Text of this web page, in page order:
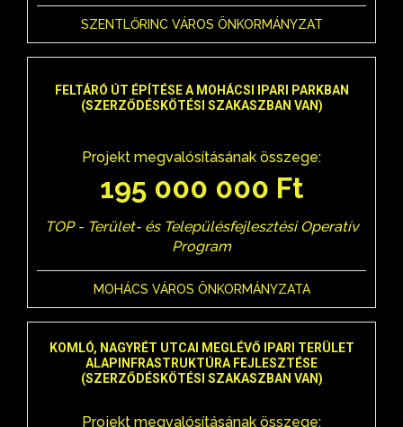
SZENTLŐRINC VÁROS ÖNKORMÁNYZAT
FELTÁRÓ ÚT ÉPÍTÉSE A MOHÁCSI IPARI PARKBAN
(SZERZŐDÉSKÖTÉSI SZAKASZBAN VAN)
Projekt megvalósításának összege:
195 000 000 Ft
TOP - Terület- és Településfejlesztési Operatív
Program
MOHÁCS VÁROS ÖNKORMÁNYZATA
KOMLÓ, NAGYRÉT UTCAI MEGLÉVŐ IPARI TERÜLET
ALAPINFRASTRUKTÚRA FEJLESZTÉSE
(SZERZŐDÉSKÖTÉSI SZAKASZBAN VAN)
Projekt megvalósításának összege: